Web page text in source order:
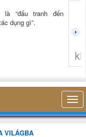
là “đấu tranh đến
dụng gì”.
VILÁGBA